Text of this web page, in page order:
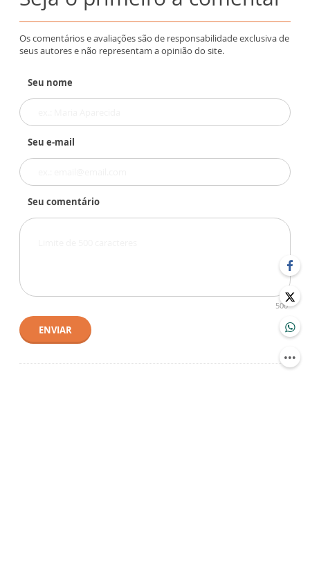
Os comentários e avaliações são de responsabilidade exclusiva de
seus autores e não representam a opinião do site.
Seu nome
Seu e-mail
Seu comentário
500
ENVIAR